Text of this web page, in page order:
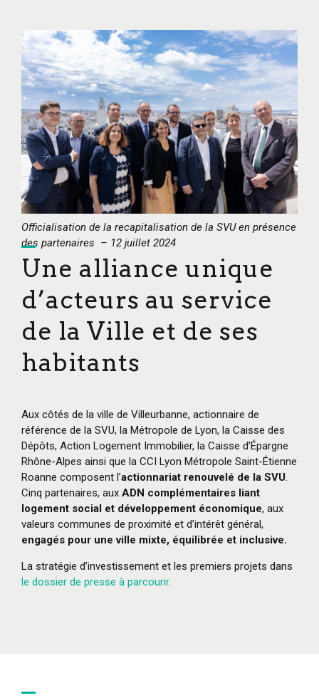
Officialisation de la recapitalisation de la SVU en présence
des partenaires – 12 juillet 2024
Une alliance unique
d’acteurs au service
de la Ville et de ses
habitants
Aux côtés de la ville de Villeurbanne, actionnaire de
référence de la SVU, la Métropole de Lyon, la Caisse des
Dépôts, Action Logement Immobilier, la Caisse d’Épargne
Rhône-Alpes ainsi que la CCI Lyon Métropole Saint-Étienne
Roanne composent l’actionnariat renouvelé de la SVU.
Cinq partenaires, aux ADN complémentaires liant
logement social et développement économique, aux
valeurs communes de proximité et d’intérêt général,
engagés pour une ville mixte, équilibrée et inclusive.
La stratégie d’investissement et les premiers projets dans
le dossier de presse à parcourir.